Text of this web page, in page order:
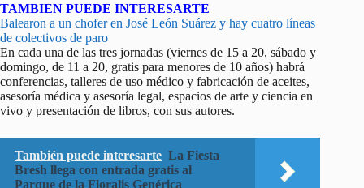
TAMBIEN PUEDE INTERESARTE
Balearon a un chofer en José León Suárez y hay cuatro líneas
de colectivos de paro
En cada una de las tres jornadas (viernes de 15 a 20, sábado y
domingo, de 11 a 20, gratis para menores de 10 años) habrá
conferencias, talleres de uso médico y fabricación de aceites,
asesoría médica y asesoría legal, espacios de arte y ciencia en
vivo y presentación de libros, con sus autores.
También puede interesarte La Fiesta
Bresh llega con entrada gratis al
Parque de la Floralis Genérica